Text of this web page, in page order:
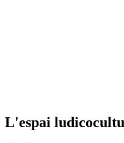
L'espai